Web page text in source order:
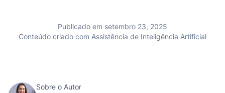
Publicado em setembro 23, 2025
Conteúdo criado com Assistência de Inteligência Artificial
Sobre o Autor